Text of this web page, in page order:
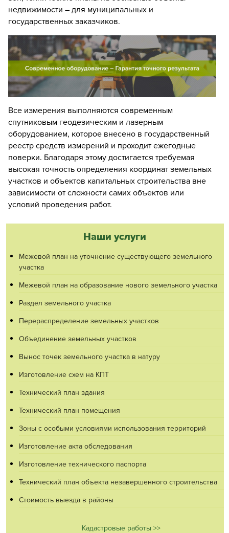
недвижимости – для муниципальных и
государственных заказчиков.
Все измерения выполняются современным
спутниковым геодезическим и лазерным
оборудованием, которое внесено в государственный
реестр средств измерений и проходит ежегодные
поверки. Благодаря этому достигается требуемая
высокая точность определения координат земельных
участков и объектов капитальных строительства вне
зависимости от сложности самих объектов или
условий проведения работ.
Наши услуги
Межевой план на уточнение существующего земельного
участка
Межевой план на образование нового земельного участка
Раздел земельного участка
Перераспределение земельных участков
Объединение земельных участков
Вынос точек земельного участка в натуру
Изготовление схем на КПТ
Технический план здания
Технический план помещения
Зоны с особыми условиями использования территорий
Изготовление акта обследования
Изготовление технического паспорта
Технический план объекта незавершенного строительства
Стоимость выезда в районы
Кадастровые работы >>